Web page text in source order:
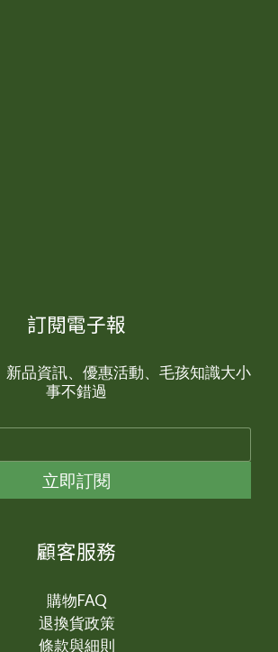
訂閱電子報
新品資訊、優惠活動、毛孩知識大小
事不錯過
立即訂閱
顧客服務
購物FAQ
退換貨政策
條款與細則